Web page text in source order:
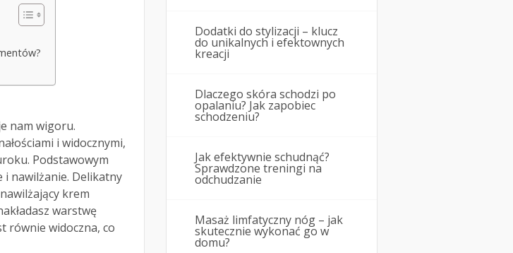
nam wigoru.
i widocznymi,
Podstawowym
i nawilżanie. Delikatny
krem
warstwę
równie widoczna, co
Dodatki do stylizacji – klucz
do unikalnych i efektownych
kreacji
Dlaczego skóra schodzi po
opalaniu? Jak zapobiec
schodzeniu?
Jak efektywnie schudnąć?
Sprawdzone treningi na
odchudzanie
Masaż limfatyczny nóg – jak
skutecznie wykonać go w
domu?